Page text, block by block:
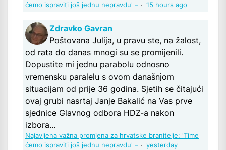
ćemo ispraviti još jednu nepravdu' – · 15 hours ago
Zdravko Gavran
Poštovana Julija, u pravu ste, na žalost,
od rata do danas mnogi su se promijenili.
Dopustite mi jednu parabolu odnosno
vremensku paralelu s ovom današnjom
situacijam od prije 36 godina. Sjetih se čitajući
ovaj grubi nasrtaj Janje Bakalić na Vas prve
sjednice Glavnog odbora HDZ-a nakon
izbora...
Najavljena važna promjena za hrvatske branitelje: 'Time
ćemo ispraviti još jednu nepravdu' – · yesterday